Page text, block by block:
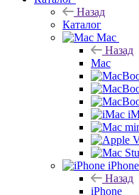
Назад
Каталог
Mac
Назад
Mac
iPhone
Назад
iPhone